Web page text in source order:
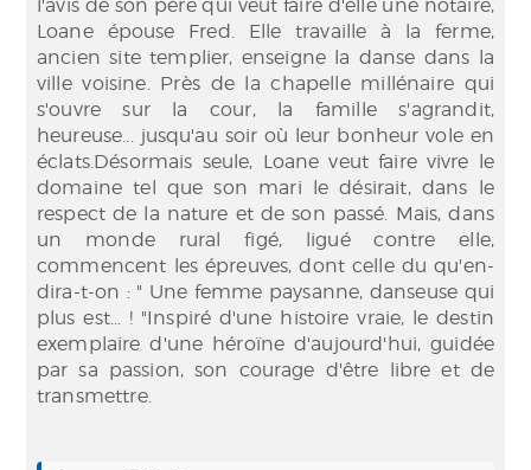
l'avis de son père qui veut faire d'elle une notaire,
Loane épouse Fred. Elle travaille à la ferme,
ancien site templier, enseigne la danse dans la
ville voisine. Près de la chapelle millénaire qui
s'ouvre sur la cour, la famille s'agrandit,
heureuse... jusqu'au soir où leur bonheur vole en
éclats.Désormais seule, Loane veut faire vivre le
domaine tel que son mari le désirait, dans le
respect de la nature et de son passé. Mais, dans
un monde rural figé, ligué contre elle,
commencent les épreuves, dont celle du qu'en-
dira-t-on : " Une femme paysanne, danseuse qui
plus est... ! "Inspiré d'une histoire vraie, le destin
exemplaire d'une héroïne d'aujourd'hui, guidée
par sa passion, son courage d'être libre et de
transmettre.